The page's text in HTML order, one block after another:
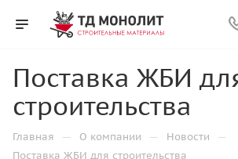
Поставка ЖБИ
строительства
Главная — О компании — Новости —
Поставка ЖБИ для строительства